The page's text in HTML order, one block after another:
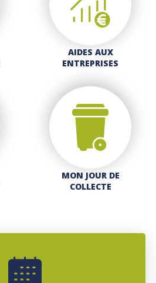
AIDES AUX
ENTREPRISES
MON JOUR DE
COLLECTE